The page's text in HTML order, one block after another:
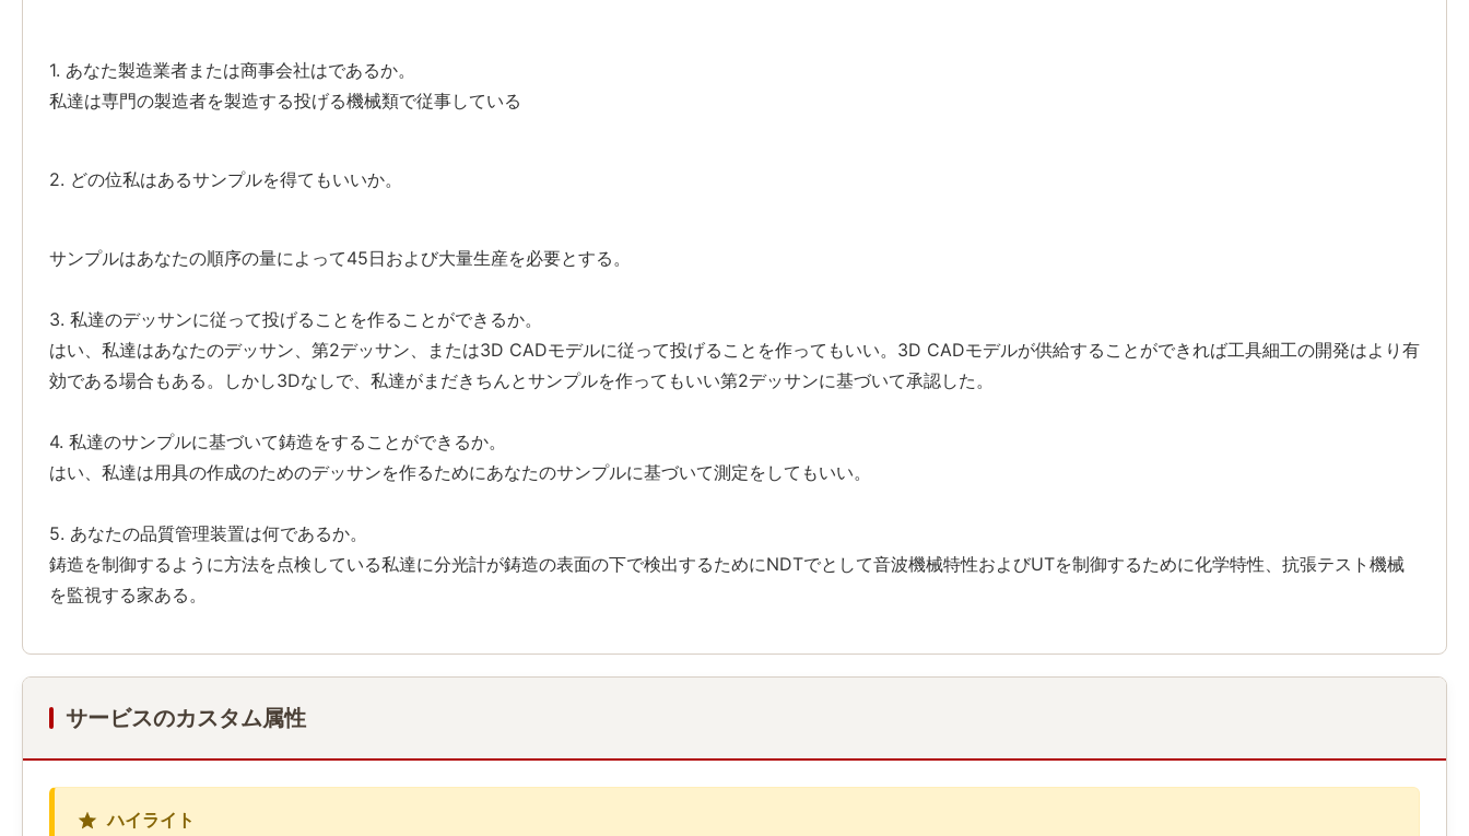
1. あなた製造業者または商事会社はであるか。
私達は専門の製造者を製造する投げる機械類で従事している
2. どの位私はあるサンプルを得てもいいか。
サンプルはあなたの順序の量によって45日および大量生産を必要とする。
3. 私達のデッサンに従って投げることを作ることができるか。
はい、私達はあなたのデッサン、第2デッサン、または3D CADモデルに従って投げることを作ってもいい。3D CADモデルが供給することができれば工具細工の開発はより有
効である場合もある。しかし3Dなしで、私達がまだきちんとサンプルを作ってもいい第2デッサンに基づいて承認した。
4. 私達のサンプルに基づいて鋳造をすることができるか。
はい、私達は用具の作成のためのデッサンを作るためにあなたのサンプルに基づいて測定をしてもいい。
5. あなたの品質管理装置は何であるか。
鋳造を制御するように方法を点検している私達に分光計が鋳造の表面の下で検出するためにNDTでとして音波機械特性およびUTを制御するために化学特性、抗張テスト機械
を監視する家ある。
サービスのカスタム属性
ハイライト